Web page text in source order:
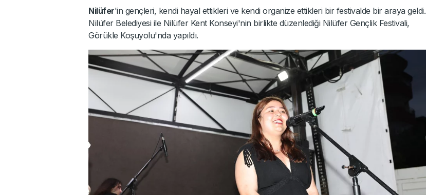
Nilüfer'in gençleri, kendi hayal ettikleri ve kendi organize ettikleri bir festivalde bir araya geldi.
Nilüfer Belediyesi ile Nilüfer Kent Konseyi'nin birlikte düzenlediği Nilüfer Gençlik Festivali,
Görükle Koşuyolu'nda yapıldı.